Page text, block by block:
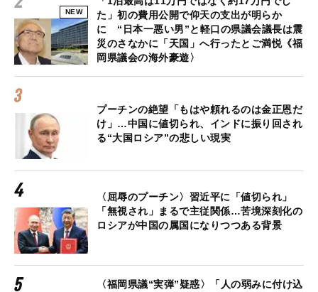
NEW
た」初の費用公開で仰天の支出が明らか
に “日本一悪い男”と軽口の県議会議長は震
災のさなかに「天国」へ行ったとご満悦《福
岡県議会の海外豪遊〉
プーチンの絶望「もはや頼れるのは金正恩だ
け」…中国に値切られ、インドに振り回され
る“大国ロシア”の悲しい現実
〈屈辱のプーチン〉習近平に「値切られ」
「無視され」まるで主従関係…苦境深刻化の
ロシアが中国の属国になりつつある背景
〈福岡県議“実弾”疑惑〉「人の弱みに付け込